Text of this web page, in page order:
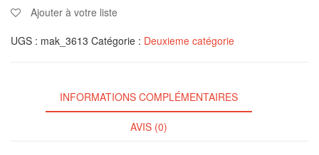
Ajouter à votre liste
UGS : mak_3613 Catégorie : Deuxieme catégorie
INFORMATIONS COMPLÉMENTAIRES
AVIS (0)